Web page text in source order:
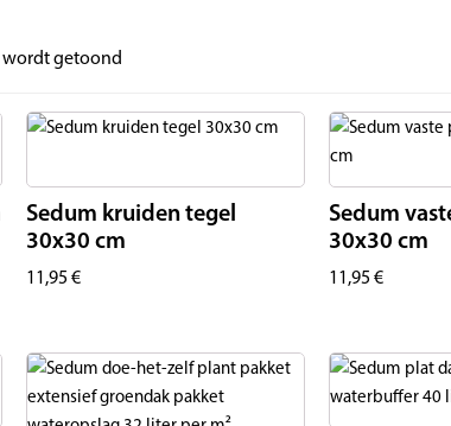
wordt getoond
Sedum kruiden tegel
30x30 cm
11,95 €
Sedum
30x30 cm
11,95 €